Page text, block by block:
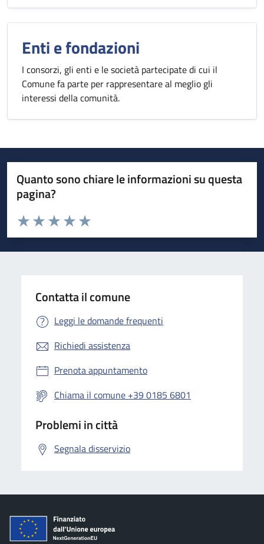
Enti e fondazioni
I consorzi, gli enti e le società partecipate di cui il
Comune fa parte per rappresentare al meglio gli
interessi della comunità.
Quanto sono chiare le informazioni su questa
pagina?
Valuta da 1 a 5 stelle la pagina
Valuta 5 stelle su 5
Valuta 4 stelle su 5
Valuta 3 stelle su 5
Valuta 2 stelle su 5
Valuta 1 stelle su 5
Contatta il comune
Leggi le domande frequenti
Richiedi assistenza
Prenota appuntamento
Chiama il comune +39 0185 6801
Problemi in città
Segnala disservizio